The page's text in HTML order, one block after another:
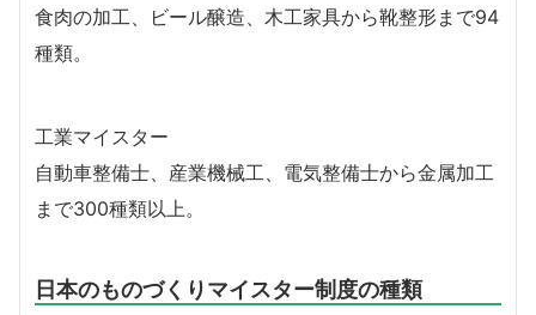
食肉の加工、ビール醸造、木工家具から靴整形まで94
種類。
工業マイスター
自動車整備士、産業機械工、電気整備士から金属加工
まで300種類以上。
日本のものづくりマイスター制度の種類